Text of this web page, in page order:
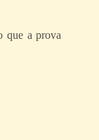
que a prova